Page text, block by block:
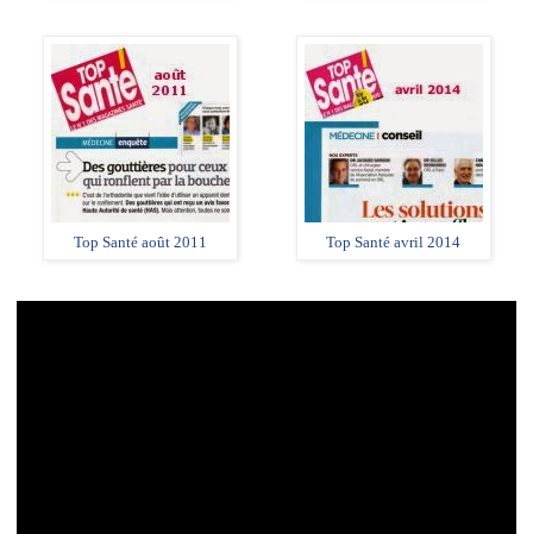
Top Santé août 2011 Top Santé avril 2014